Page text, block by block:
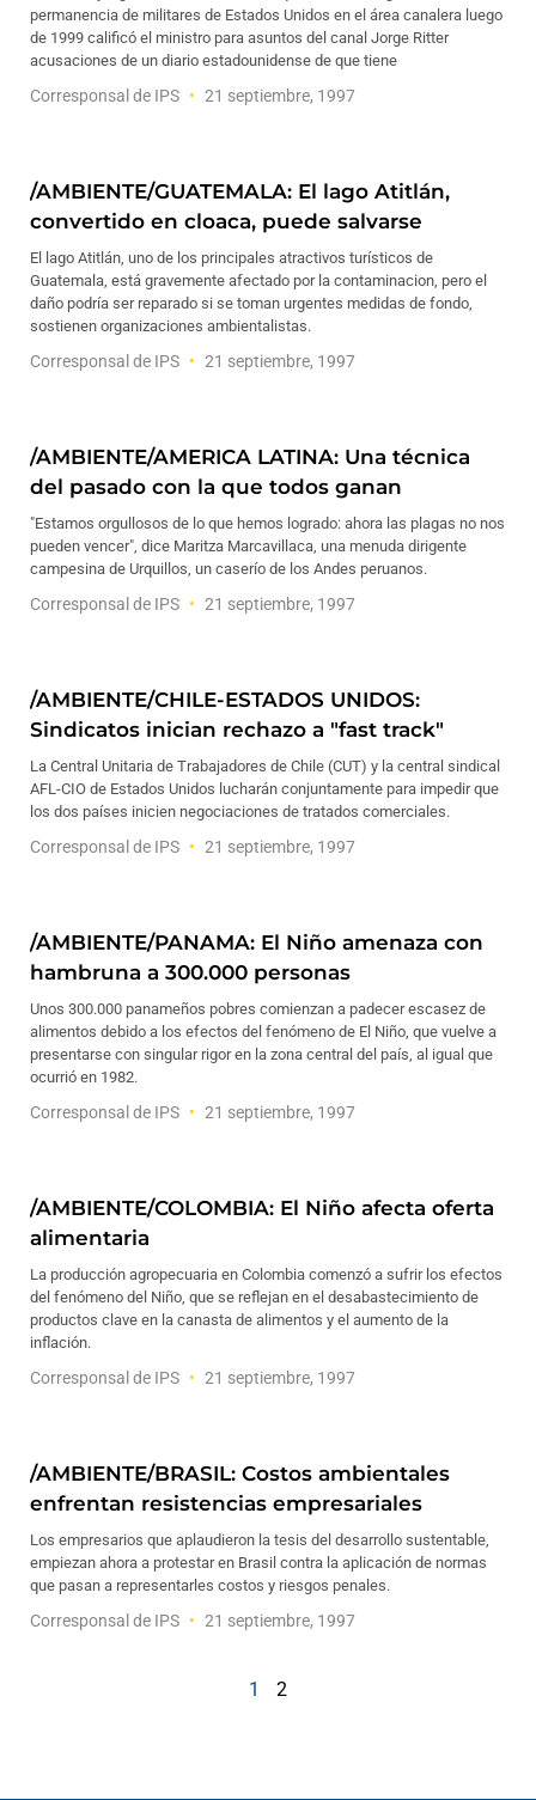
permanencia de militares de Estados Unidos en el área canalera luego
de 1999 calificó el ministro para asuntos del canal Jorge Ritter
acusaciones de un diario estadounidense de que tiene
Corresponsal de IPS 21 septiembre, 1997
/AMBIENTE/GUATEMALA: El lago Atitlán,
convertido en cloaca, puede salvarse
El lago Atitlán, uno de los principales atractivos turísticos de
Guatemala, está gravemente afectado por la contaminacion, pero el
daño podría ser reparado si se toman urgentes medidas de fondo,
sostienen organizaciones ambientalistas.
Corresponsal de IPS 21 septiembre, 1997
/AMBIENTE/AMERICA LATINA: Una técnica
del pasado con la que todos ganan
"Estamos orgullosos de lo que hemos logrado: ahora las plagas no nos
pueden vencer", dice Maritza Marcavillaca, una menuda dirigente
campesina de Urquillos, un caserío de los Andes peruanos.
Corresponsal de IPS 21 septiembre, 1997
/AMBIENTE/CHILE-ESTADOS UNIDOS:
Sindicatos inician rechazo a "fast track"
La Central Unitaria de Trabajadores de Chile (CUT) y la central sindical
AFL-CIO de Estados Unidos lucharán conjuntamente para impedir que
los dos países inicien negociaciones de tratados comerciales.
Corresponsal de IPS 21 septiembre, 1997
/AMBIENTE/PANAMA: El Niño amenaza con
hambruna a 300.000 personas
Unos 300.000 panameños pobres comienzan a padecer escasez de
alimentos debido a los efectos del fenómeno de El Niño, que vuelve a
presentarse con singular rigor en la zona central del país, al igual que
ocurrió en 1982.
Corresponsal de IPS 21 septiembre, 1997
/AMBIENTE/COLOMBIA: El Niño afecta oferta
alimentaria
La producción agropecuaria en Colombia comenzó a sufrir los efectos
del fenómeno del Niño, que se reflejan en el desabastecimiento de
productos clave en la canasta de alimentos y el aumento de la
inflación.
Corresponsal de IPS 21 septiembre, 1997
/AMBIENTE/BRASIL: Costos ambientales
enfrentan resistencias empresariales
Los empresarios que aplaudieron la tesis del desarrollo sustentable,
empiezan ahora a protestar en Brasil contra la aplicación de normas
que pasan a representarles costos y riesgos penales.
Corresponsal de IPS 21 septiembre, 1997
1 2